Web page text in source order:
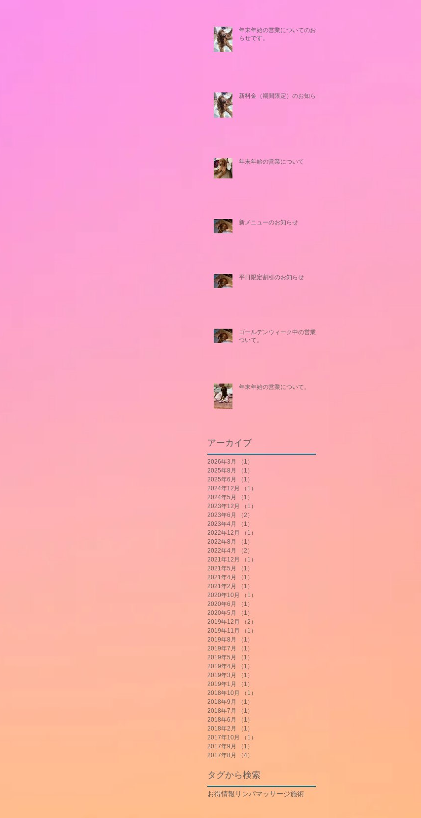
年末年始の営業についてのお知
らせです。
新料金（期間限定）のお知らせ
年末年始の営業について
新メニューのお知らせ
平日限定割引のお知らせ
ゴールデンウィーク中の営業に
ついて。
年末年始の営業について。
アーカイブ
2026年3月 （1）
2025年8月
（1）
2025年6月
（1）
2024年12月
（1）
2024年5月
（1）
2023年12月
（1）
2023年6月
（2）
2023年4月
（1）
2022年12月
（1）
2022年8月
（1）
2022年4月
（2）
2021年12月
（1）
2021年5月
（1）
2021年4月
（1）
2021年2月
（1）
2020年10月
（1）
2020年6月
（1）
2020年5月
（1）
2019年12月
（2）
2019年11月
（1）
2019年8月
（1）
2019年7月
（1）
2019年5月
（1）
2019年4月
（1）
2019年3月
（1）
2019年1月
（1）
2018年10月
（1）
2018年9月
（1）
2018年7月
（1）
2018年6月
（1）
2018年2月
（1）
2017年10月
（1）
2017年9月
（1）
2017年8月
（4）
タグから検索
お得情報 リンパマッサージ施術